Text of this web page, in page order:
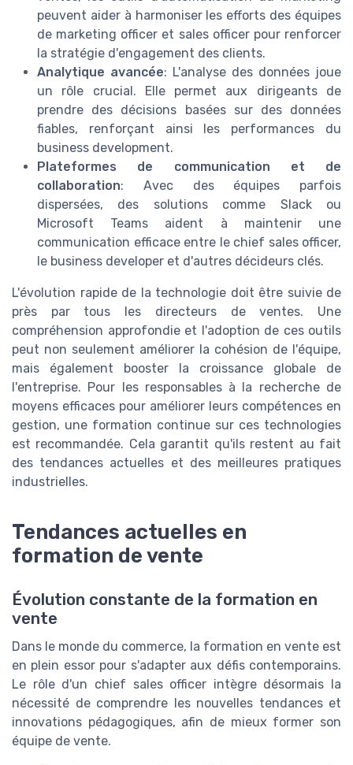
peuvent aider à harmoniser les efforts des équipes
de marketing officer et sales officer pour renforcer
la stratégie d'engagement des clients.
Analytique avancée: L'analyse des données joue
un rôle crucial. Elle permet aux dirigeants de
prendre des décisions basées sur des données
fiables, renforçant ainsi les performances du
business development.
Plateformes de communication et de
collaboration: Avec des équipes parfois
dispersées, des solutions comme Slack ou
Microsoft Teams aident à maintenir une
communication efficace entre le chief sales officer,
le business developer et d'autres décideurs clés.
L'évolution rapide de la technologie doit être suivie de
près par tous les directeurs de ventes. Une
compréhension approfondie et l'adoption de ces outils
peut non seulement améliorer la cohésion de l'équipe,
mais également booster la croissance globale de
l'entreprise. Pour les responsables à la recherche de
moyens efficaces pour améliorer leurs compétences en
gestion, une formation continue sur ces technologies
est recommandée. Cela garantit qu'ils restent au fait
des tendances actuelles et des meilleures pratiques
industrielles.
Tendances actuelles en
formation de vente
Évolution constante de la formation en
vente
Dans le monde du commerce, la formation en vente est
en plein essor pour s'adapter aux défis contemporains.
Le rôle d'un chief sales officer intègre désormais la
nécessité de comprendre les nouvelles tendances et
innovations pédagogiques, afin de mieux former son
équipe de vente.